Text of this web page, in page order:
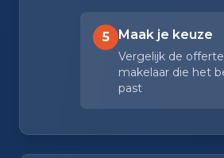
5 Maak je keuze
Vergelijk de
makelaar die het
past